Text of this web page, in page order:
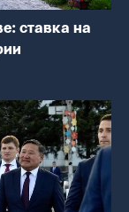
ставка на